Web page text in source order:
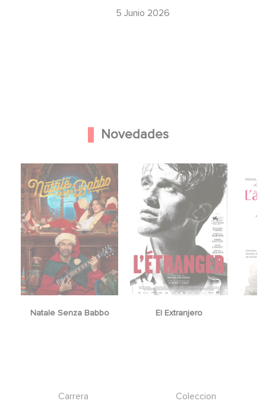
5 Junio 2026
Novedades
Natale Senza Babbo El Extranjero
Carrera Coleccion